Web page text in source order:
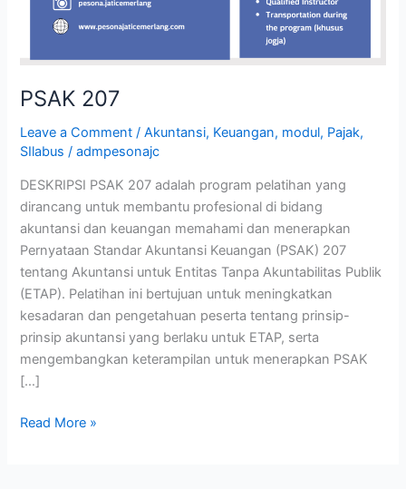
PSAK 207
Leave a Comment /Akuntansi, Keuangan, modul, Pajak,
SIlabus /admpesonajc
DESKRIPSI PSAK 207 adalah program pelatihan yang
dirancang untuk membantu profesional di bidang
akuntansi dan keuangan memahami dan menerapkan
Pernyataan Standar Akuntansi Keuangan (PSAK) 207
tentang Akuntansi untuk Entitas Tanpa Akuntabilitas Publik
(ETAP). Pelatihan ini bertujuan untuk meningkatkan
kesadaran dan pengetahuan peserta tentang prinsip-
prinsip akuntansi yang berlaku untuk ETAP, serta
mengembangkan keterampilan untuk menerapkan PSAK
[…]
Read More »